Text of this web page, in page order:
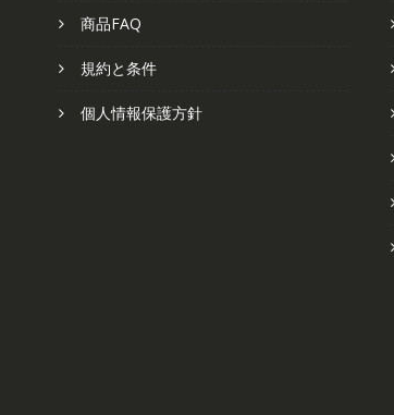
商品FAQ
規約と条件
個人情報保護方針